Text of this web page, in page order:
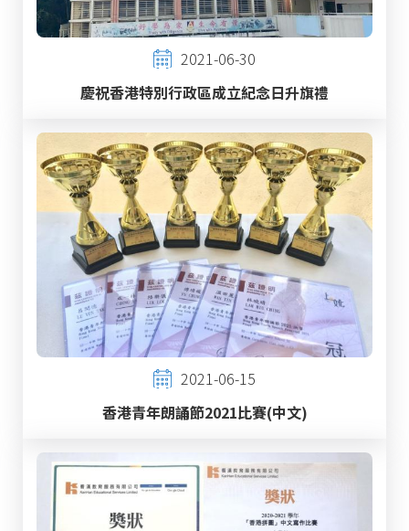
2021-06-30
慶祝香港特別行政區成立紀念日升旗禮
2021-06-15
香港青年朗誦節2021比賽(中文)